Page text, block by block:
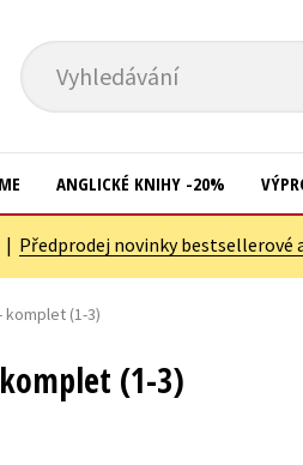
Vyhledávání
Kuchařky
New Adult
ANGLICKÉ KNIHY -20%
| Předprodej novinky bestsellerové
komplet (1-3)
(1-3)